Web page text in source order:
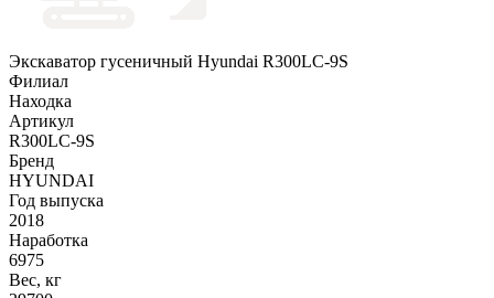
Экскаватор гусеничный Hyundai R300LC-9S
Филиал
Находка
Артикул
R300LC-9S
Бренд
HYUNDAI
Год выпуска
2018
Наработка
6975
Вес, кг